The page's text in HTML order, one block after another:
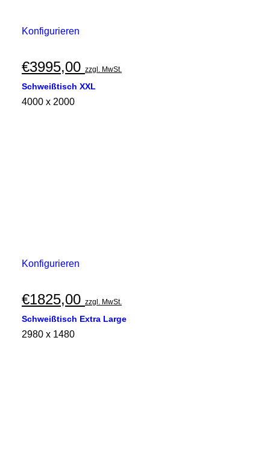
Konfigurieren
€3995,00 zzgl. MwSt.
Schweißtisch XXL
4000 x 2000
Konfigurieren
€1825,00 zzgl. MwSt.
Schweißtisch Extra Large
2980 x 1480